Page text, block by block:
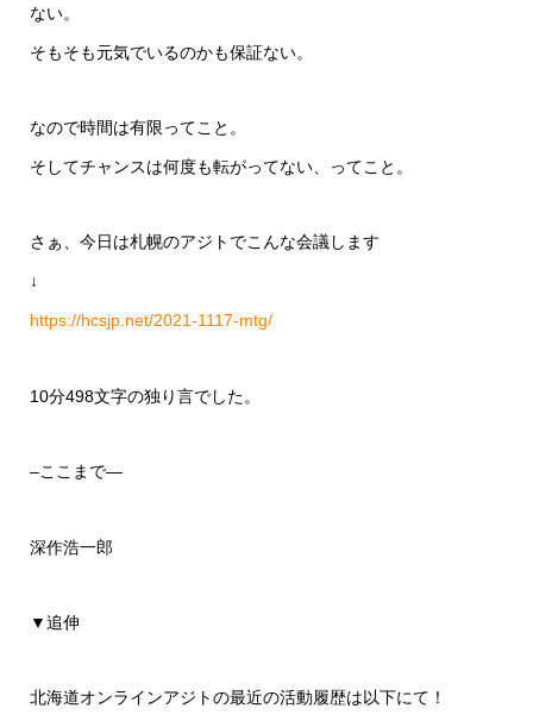
ない。
そもそも元気でいるのかも保証ない。
なので時間は有限ってこと。
そしてチャンスは何度も転がってない、ってこと。
さぁ、今日は札幌のアジトでこんな会議します
↓
https://hcsjp.net/2021-1117-mtg/
10分498文字の独り言でした。
–ここまで—
深作浩一郎
▼追伸
北海道オンラインアジトの最近の活動履歴は以下にて！